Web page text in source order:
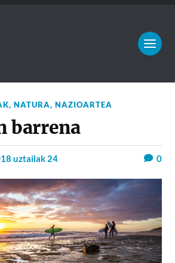
,NATURA,NAZIOARTEA
barrena
uztailak 24 0